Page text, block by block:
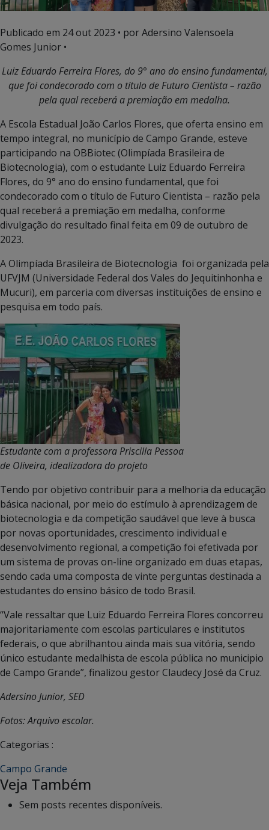
Publicado em 24 out 2023 • por Adersino Valensoela
Gomes Junior •
Luiz Eduardo FerreiraFlores, do 9° ano do ensino fundamental,
que foi condecorado com o título de Futuro Cientista – razão
pela qual receberá a premiação em medalha.
A Escola Estadual João Carlos Flores, que oferta ensino em
tempo integral, no município de Campo Grande, esteve
participando na OBBiotec (Olimpíada Brasileira de
Biotecnologia), com o estudante Luiz Eduardo Ferreira
Flores, do 9° ano do ensino fundamental, que foi
condecorado com o título de Futuro Cientista – razão pela
qual receberá a premiação em medalha, conforme
divulgação do resultado final feita em 09 de outubro de
2023.
A Olimpíada Brasileira de Biotecnologia foi organizada pela
UFVJM (Universidade Federal dos Vales do Jequitinhonha e
Mucuri), em parceria com diversas instituições de ensino e
pesquisa em todo país.
Estudante com a professora Priscilla Pessoa
de Oliveira, idealizadora do projeto
Tendo por objetivo contribuir para a melhoria da educação
básica nacional, por meio do estímulo à aprendizagem de
biotecnologia e da competição saudável que leve à busca
por novas oportunidades, crescimento individual e
desenvolvimento regional, a competição foi efetivada por
um sistema de provas on-line organizado em duas etapas,
sendo cada uma composta de vinte perguntas destinada a
estudantes do ensino básico de todo Brasil.
“Vale ressaltar que Luiz Eduardo Ferreira Flores concorreu
majoritariamente com escolas particulares e institutos
federais, o que abrilhantou ainda mais sua vitória, sendo
único estudante medalhista de escola pública no municipio
de Campo Grande”, finalizou gestor Claudecy José da Cruz.
Adersino Junior, SED
Fotos: Arquivo escolar.
Categorias :
Campo Grande
Veja Também
Sem posts recentes disponíveis.